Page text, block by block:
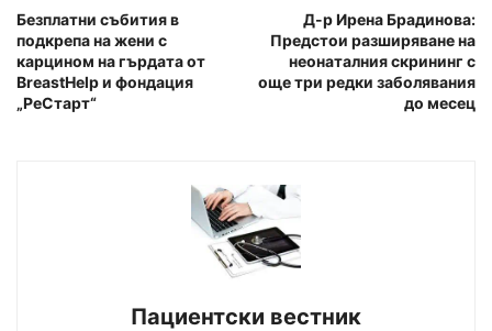
Безплатни събития в
подкрепа на жени с
карцином на гърдата от
BreastHelp и фондация
„РеСтарт“
Д-р Ирена Брадинова:
Предстои разширяване на
неонаталния скрининг с
още три редки заболявания
до месец
Пациентски вестник